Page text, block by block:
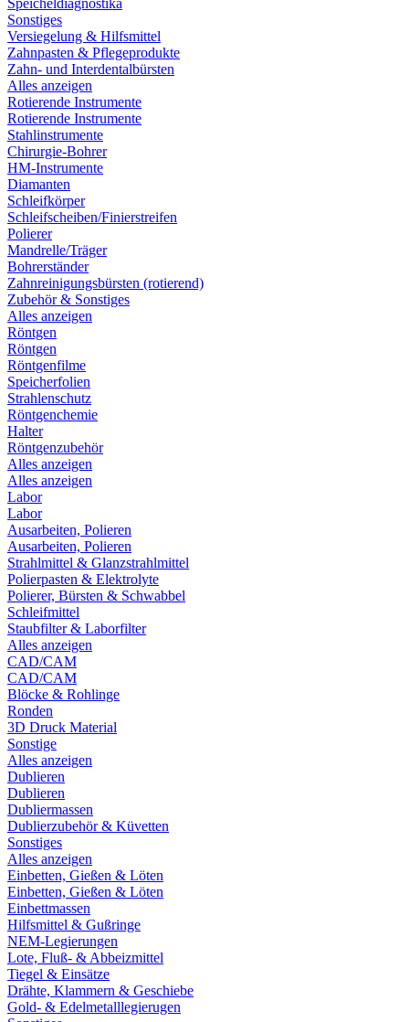
Speicheldiagnostika
Sonstiges
Versiegelung & Hilfsmittel
Zahnpasten & Pflegeprodukte
Zahn- und Interdentalbürsten
Alles anzeigen
Rotierende Instrumente
Rotierende Instrumente
Stahlinstrumente
Chirurgie-Bohrer
HM-Instrumente
Diamanten
Schleifkörper
Schleifscheiben/Finierstreifen
Polierer
Mandrelle/Träger
Bohrerständer
Zahnreinigungsbürsten (rotierend)
Zubehör & Sonstiges
Alles anzeigen
Röntgen
Röntgen
Röntgenfilme
Speicherfolien
Strahlenschutz
Röntgenchemie
Halter
Röntgenzubehör
Alles anzeigen
Alles anzeigen
Labor
Labor
Ausarbeiten, Polieren
Ausarbeiten, Polieren
Strahlmittel & Glanzstrahlmittel
Polierpasten & Elektrolyte
Polierer, Bürsten & Schwabbel
Schleifmittel
Staubfilter & Laborfilter
Alles anzeigen
CAD/CAM
CAD/CAM
Blöcke & Rohlinge
Ronden
3D Druck Material
Sonstige
Alles anzeigen
Dublieren
Dublieren
Dubliermassen
Dublierzubehör & Küvetten
Sonstiges
Alles anzeigen
Einbetten, Gießen & Löten
Einbetten, Gießen & Löten
Einbettmassen
Hilfsmittel & Gußringe
NEM-Legierungen
Lote, Fluß- & Abbeizmittel
Tiegel & Einsätze
Drähte, Klammern & Geschiebe
Gold- & Edelmetalllegierugen